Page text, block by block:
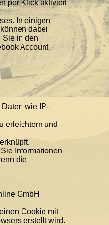
per Klick aktiviert
In einigen
dabei
Sie in den
Account
Daten wie IP-
erleichtern und
Informationen
die
GmbH
Cookie mit
erstellt wird.